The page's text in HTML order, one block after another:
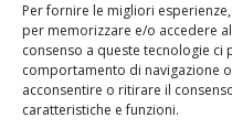
Per fornire le migliori
per memorizzare e/o accedere
consenso a queste tecnologie
comportamento di navigazione
acconsentire o ritirare il
caratteristiche e funzioni.
ramatogelsuGruppo di
rinnovabile che agiscono
incentivi: una breve analisi